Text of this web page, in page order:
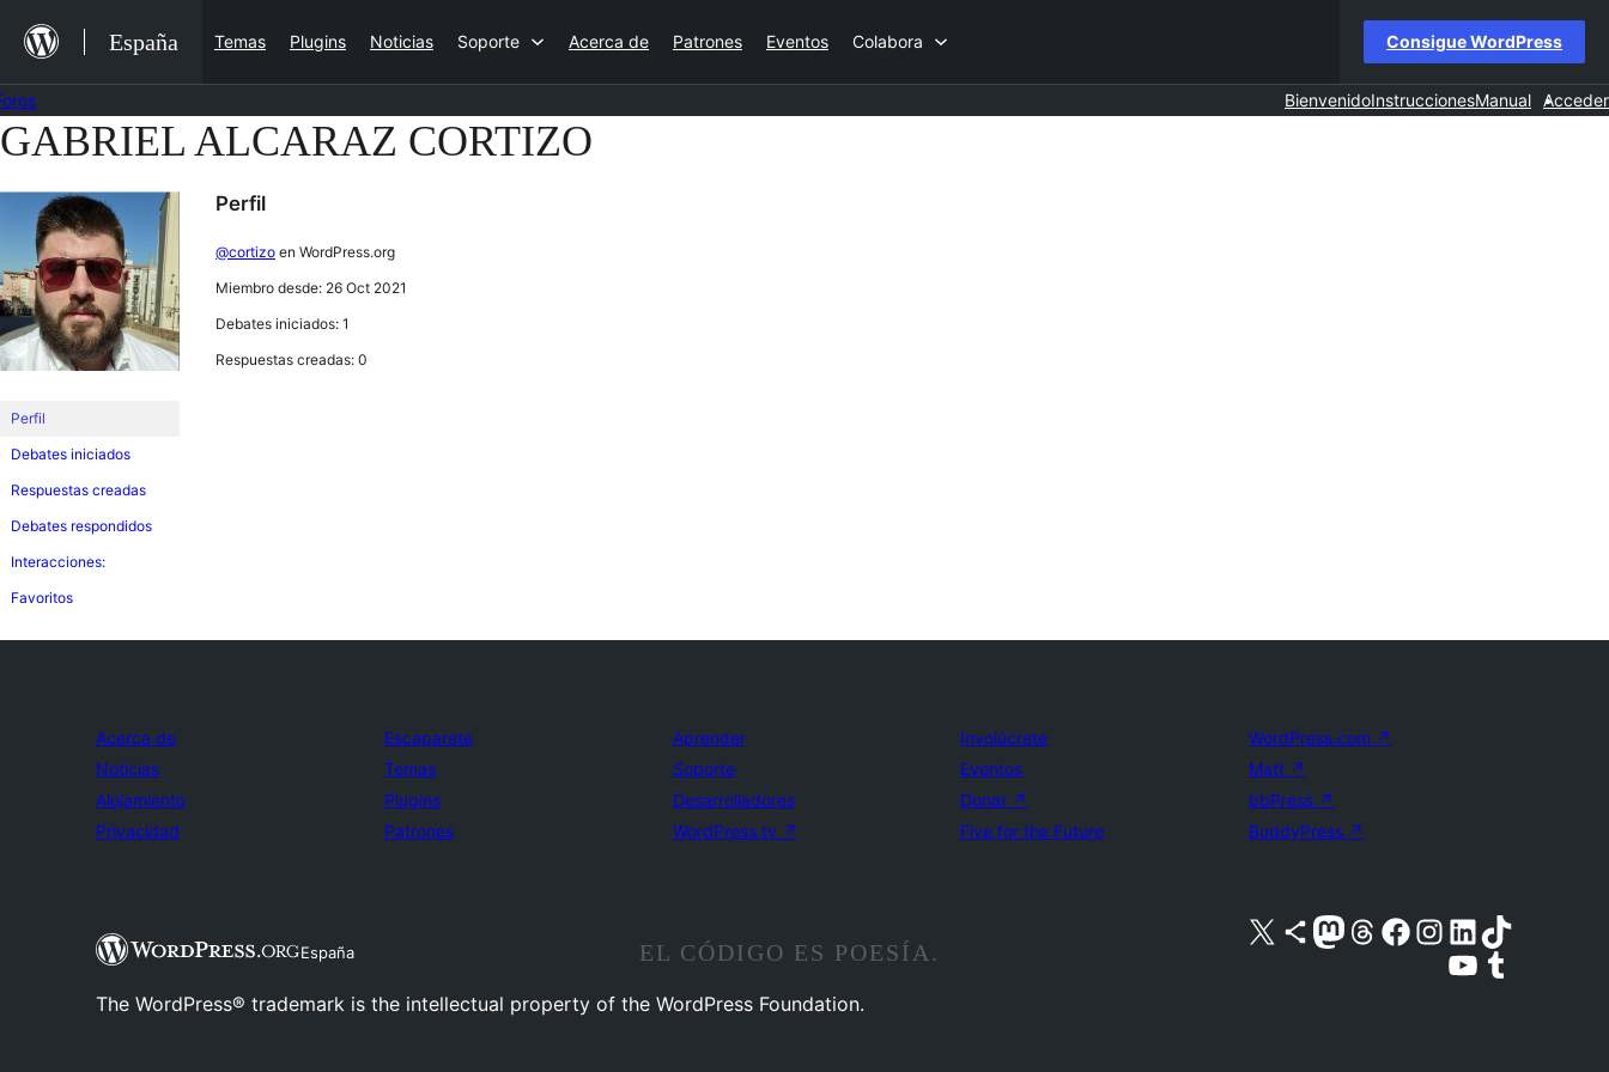
contenido
España Temas Plugins Noticias Soporte Acerca de Patrones Eventos Colabora Consigue WordPress
BienvenidoInstruccionesManual Acceder
Saltar
contenido
GABRIEL ALCARAZ CORTIZO
Perfil
Debates iniciados
Respuestas creadas
Debates respondidos
Interacciones:
Favoritos
Perfil
@cortizo en WordPress.org
Miembro desde: 26 Oct 2021
Debates iniciados: 1
Respuestas creadas: 0
Acerca de
Noticias
Alojamiento
Privacidad
Escaparate
Temas
Plugins
Patrones
Aprender
Soporte
Desarrolladores
WordPress.tv ↗
Involúcrate
Eventos
Donar ↗
Five for the Future
WordPress.com ↗
Matt ↗
bbPress ↗
BuddyPress ↗
España
Visita nuestra cuenta de X (anteriormente Twitter)
Visita nuestra cuenta de Bluesky
Visita nuestra cuenta de Mastodon
Visita nuestra cuenta de Threads
Visita nuestra página de Facebook
Visita nuestra cuenta de Instagram
Visita nuestra cuenta de LinkedIn
Visita nuestra cuenta de TikTok
Visita nuestro canal de YouTube
Visita nuestra cuenta de Tumblr
EL CÓDIGO ES POESÍA.
The WordPress® trademark is the intellectual property of the WordPress Foundation.